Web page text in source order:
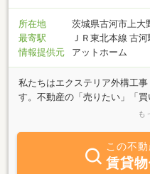
所在地
茨城県古河市上大
最寄駅
ＪＲ東北本線 古
情報提供元
アットホーム
私たちはエクステリア外構工
す。不動産の「売りたい」「
まわりまで、より多くのご要
シャルプランナーの有資格者
に対応させて頂きます。また
わりますので不動産購入が初
も
この不
賃貸